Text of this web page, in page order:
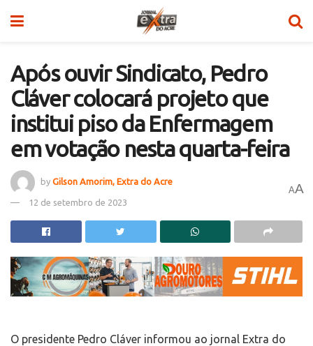
Após ouvir Sindicato, Pedro
Cláver colocará projeto que
institui piso da Enfermagem
em votação nesta quarta-feira
by Gilson Amorim, Extra do Acre
12 de setembro de 2023
AA
O presidente Pedro Cláver informou ao jornal Extra do